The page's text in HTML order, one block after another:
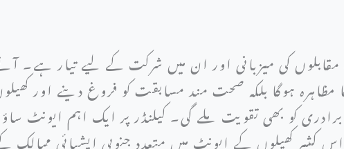
کی میزبانی اور ان میں شرکت کے لیے تیار ہے۔
ہوگا بلکہ صحت مند مسابقت کو فروغ دینے اور
کو بھی تقویت ملے گی۔ کیلنڈر پر ایک اہم ایونٹ
ہیں۔ اس کثیر کھیلوں کے ایونٹ میں متعدد جنوبی ایشیائی ممالک